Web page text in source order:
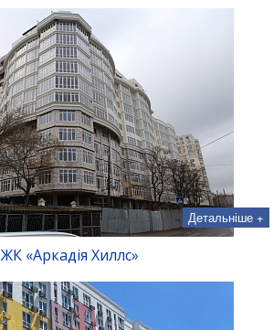
Детальніше +
ЖК «Аркадія Хиллс»